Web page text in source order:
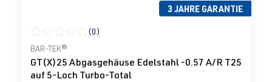
3 JAHRE GARANTIE
Durchschnittliche Bewertung von 0 von 5 Sternen
(0)
BAR-TEK®
GT(X)25 Abgasgehäuse Edelstahl -0.57 A/R T25
auf 5-Loch Turbo-Total